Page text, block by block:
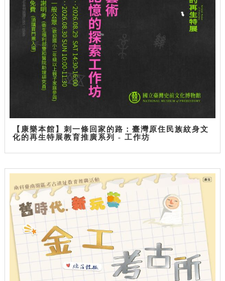
【康樂本館】刺一條回家的路：臺灣原住民族紋身文
化的再生特展教育推廣系列 - 工作坊